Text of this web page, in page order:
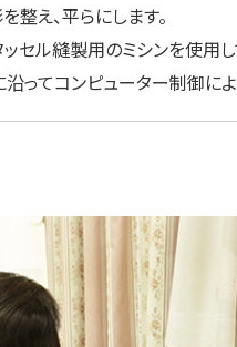
整え、平らにします。
セル縫製用のミシンを使用
ってコンピューター制御によ